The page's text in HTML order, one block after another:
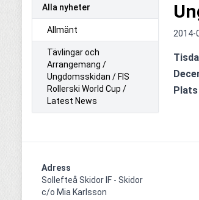
Alla nyheter
Allmänt
Tävlingar och
Arrangemang /
Ungdomsskidan / FIS
Rollerski World Cup /
Latest News
2014-
Adress
Sollefteå Skidor IF - Skidor
c/o Mia Karlsson